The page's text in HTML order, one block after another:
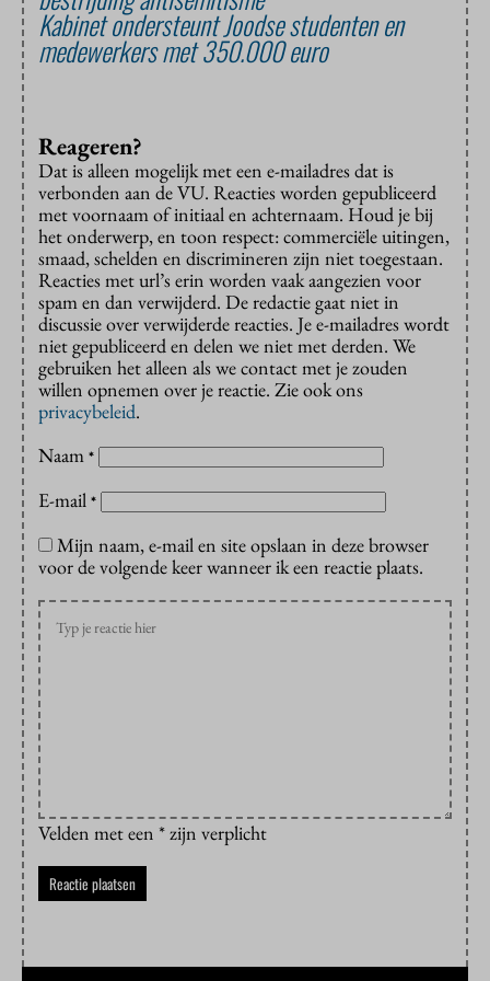
Kabinet ondersteunt Joodse studenten en
medewerkers met 350.000 euro
Reageren?
Dat is alleen mogelijk met een e-mailadres dat is
verbonden aan de VU. Reacties worden gepubliceerd
met voornaam of initiaal en achternaam. Houd je bij
het onderwerp, en toon respect: commerciële uitingen,
smaad, schelden en discrimineren zijn niet toegestaan.
Reacties met url’s erin worden vaak aangezien voor
spam en dan verwijderd. De redactie gaat niet in
discussie over verwijderde reacties. Je e-mailadres wordt
niet gepubliceerd en delen we niet met derden. We
gebruiken het alleen als we contact met je zouden
willen opnemen over je reactie. Zie ook ons
privacybeleid.
Naam *
E-mail *
Mijn naam, e-mail en site opslaan in deze browser
voor de volgende keer wanneer ik een reactie plaats.
Velden met een * zijn verplicht